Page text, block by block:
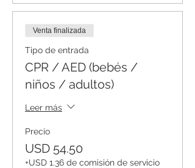
Venta finalizada
Tipo de entrada
CPR / AED (bebés /
niños / adultos)
Leer más
Precio
USD 54.50
+USD 1.36 de comisión de servicio